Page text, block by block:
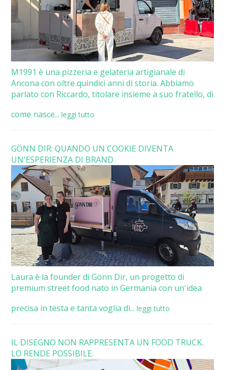
M1991 è una pizzeria e gelateria artigianale di
Ancona con oltre quindici anni di storia. Abbiamo
parlato con Riccardo, titolare insieme a suo fratello, di
come nasce... leggi tutto
GÖNN DIR: QUANDO UN COOKIE DIVENTA
UN'ESPERIENZA DI BRAND
Laura è la founder di Gönn Dir, un progetto di
premium street food nato in Germania con un'idea
precisa in testa e tanta voglia di... leggi tutto
IL DISEGNO NON RAPPRESENTA UN FOOD TRUCK.
LO RENDE POSSIBILE.